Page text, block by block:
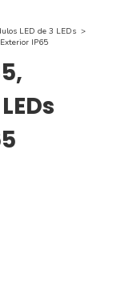
LED de 3 LEDs >
IP65